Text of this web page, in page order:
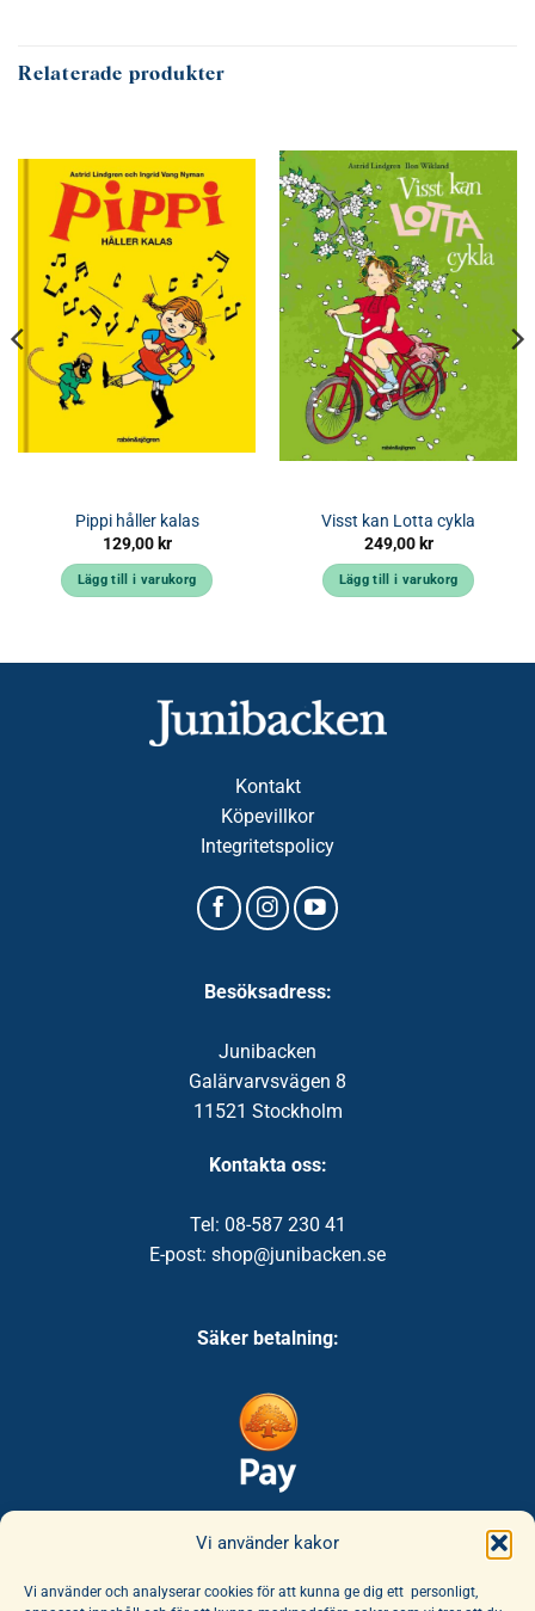
Vi använder kakor
Vi använder och analyserar cookies för att kunna ge dig ett personligt,
Relaterade produkter
Pippi håller kalas
129,00kr
Lägg till i varukorg
Visst kan Lotta cykla
249,00kr
Lägg till i varukorg
Kontakt
Köpevillkor
Integritetspolicy
Besöksadress:
Junibacken
Galärvarvsvägen 8
11521 Stockholm
Kontakta oss:
Tel: 08-587 230 41
E-post: shop@junibacken.se
Säker betalning:
Säker leverans: